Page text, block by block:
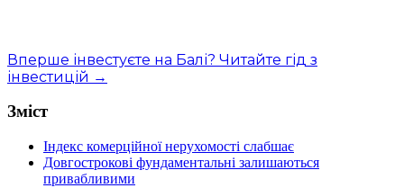
Вперше інвестуєте на Балі? Читайте гід з
інвестицій →
Зміст
Індекс комерційної нерухомості слабшає
Довгострокові фундаментальні залишаються
привабливими